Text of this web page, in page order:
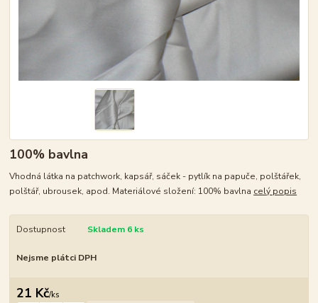
100% bavlna
Vhodná látka na patchwork, kapsář, sáček - pytlík na papuče, polštářek,
polštář, ubrousek, apod. Materiálové složení: 100% bavlna celý popis
Dostupnost Skladem 6 ks
Nejsme plátci DPH
21 Kč/ks